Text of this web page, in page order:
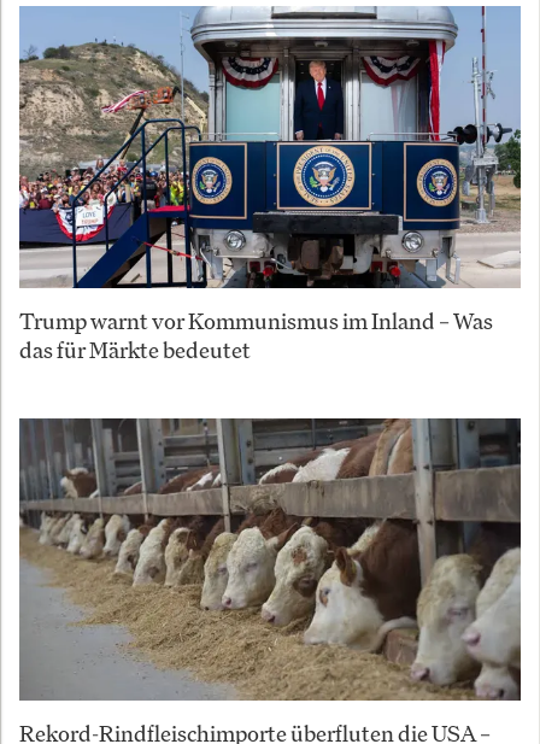
Trump warnt vor Kommunismus im Inland – Was
das für Märkte bedeutet
Rekord-Rindfleischimporte überfluten die USA –